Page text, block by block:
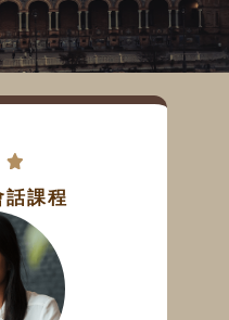
話課程